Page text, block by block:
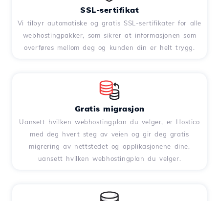
SSL-sertifikat
Vi tilbyr automatiske og gratis SSL-sertifikater for alle
webhostingpakker, som sikrer at informasjonen som
overføres mellom deg og kunden din er helt trygg.
Gratis migrasjon
Uansett hvilken webhostingplan du velger, er Hostico
med deg hvert steg av veien og gir deg gratis
migrering av nettstedet og applikasjonene dine,
uansett hvilken webhostingplan du velger.